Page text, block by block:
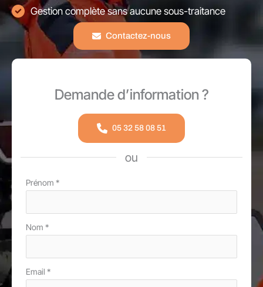
Gestion complète sans aucune sous-traitance
Contactez-nous
Demande d’information ?
05 32 58 08 51
ou
Formulaire
avec
téléphone
Prénom *
Nom *
Email *